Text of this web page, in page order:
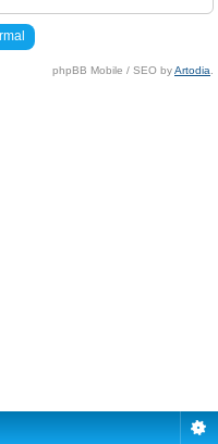
phpBB Mobile / SEO byArtodia